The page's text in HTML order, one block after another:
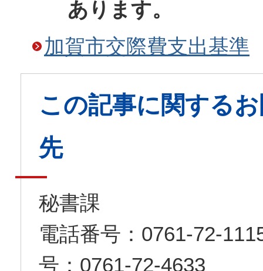
あります。
加賀市交際費支出基準
この記事に関する
先
秘書課
電話番号：0761-72-
号：0761-72-4633